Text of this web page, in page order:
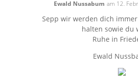
Ewald Nussabum am 12.
Sepp wir werden dich
halten sowie du
Ruhe in
Ewald